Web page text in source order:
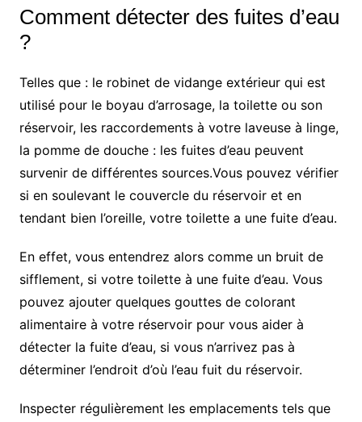
Comment détecter des fuites d’eau
?
Telles que : le robinet de vidange extérieur qui est
utilisé pour le boyau d’arrosage, la toilette ou son
réservoir, les raccordements à votre laveuse à linge,
la pomme de douche : les fuites d’eau peuvent
survenir de différentes sources.Vous pouvez vérifier
si en soulevant le couvercle du réservoir et en
tendant bien l’oreille, votre toilette a une fuite d’eau.
En effet, vous entendrez alors comme un bruit de
sifflement, si votre toilette à une fuite d’eau. Vous
pouvez ajouter quelques gouttes de colorant
alimentaire à votre réservoir pour vous aider à
détecter la fuite d’eau, si vous n’arrivez pas à
déterminer l’endroit d’où l’eau fuit du réservoir.
Inspecter régulièrement les emplacements tels que